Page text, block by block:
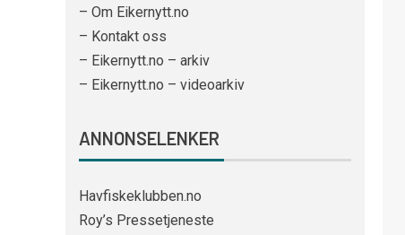
– Om Eikernytt.no
– Kontakt oss
– Eikernytt.no – arkiv
– Eikernytt.no – videoarkiv
ANNONSELENKER
Havfiskeklubben.no
Roy’s Pressetjeneste